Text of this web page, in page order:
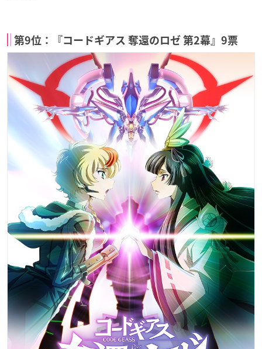
第9位：『コードギアス 奪還のロゼ 第2幕』9票